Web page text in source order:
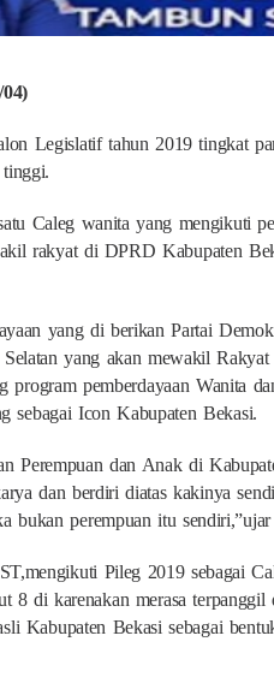
Legislatif tahun 2019 tingkat
Caleg wanita yang mengikuti
rakyat di DPRD Kabupaten
yang di berikan Partai
yang akan mewakil
pemberdayaan Wanita
sebagai Icon Kabupaten Bekasi.
Perempuan dan Anak di
dan berdiri diatas kakinya
bukan perempuan itu
Pileg 2019 sebagai
di karenakan merasa terpanggil
Kabupaten Bekasi sebagai